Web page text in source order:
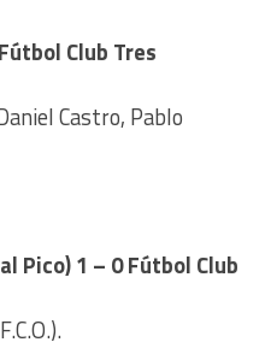
Club Tres
Castro, Pablo
Pico) 1 – 0 Fútbol Club